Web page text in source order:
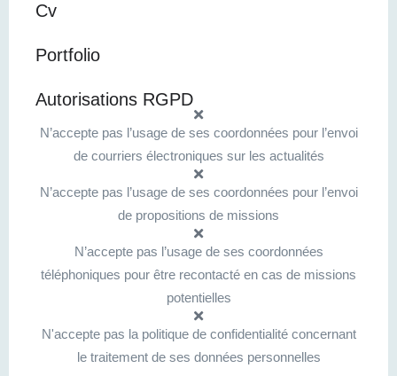
Cv
Portfolio
Autorisations RGPD
N’accepte pas l’usage de ses coordonnées pour l’envoi
de courriers électroniques sur les actualités
N’accepte pas l’usage de ses coordonnées pour l’envoi
de propositions de missions
N’accepte pas l’usage de ses coordonnées
téléphoniques pour être recontacté en cas de missions
potentielles
N'accepte pas la politique de confidentialité concernant
le traitement de ses données personnelles